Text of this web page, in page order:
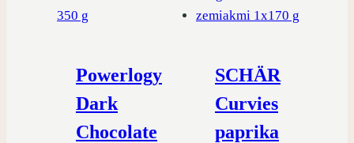
Powerlogy
Dark
Chocolate
SCHÄR
Curvies
paprika